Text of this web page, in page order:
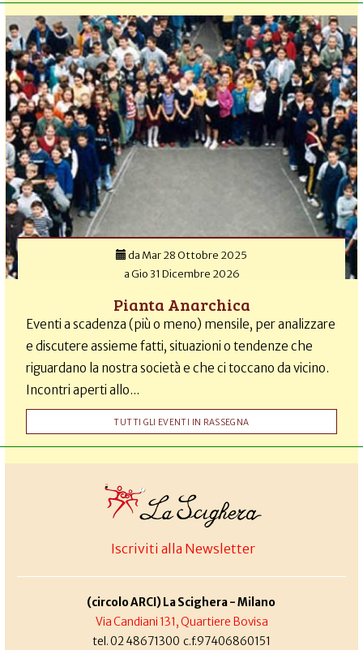
da Mar 28 Ottobre 2025
aGio 31 Dicembre 2026
Pianta Anarchica
Eventi a scadenza (più o meno) mensile, per analizzare
e discutere assieme fatti, situazioni o tendenze che
riguardano la nostra società e che ci toccano da vicino.
Incontri aperti allo...
TUTTI GLI EVENTI IN RASSEGNA
Iscriviti alla Newsletter
(circolo ARCI) La Scighera - Milano
Via Candiani 131, Quartiere Bovisa
tel. 02 48671300 c.f.97406860151